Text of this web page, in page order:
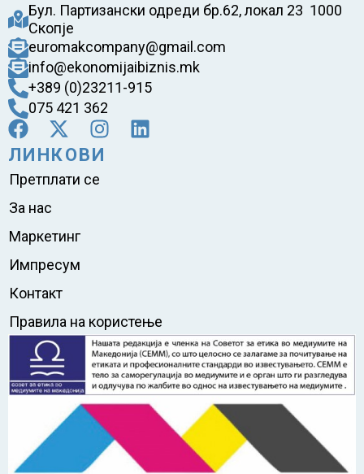
Бул. Партизански одреди бр.62, локал 23 1000
Скопје
euromakcompany@gmail.com
info@ekonomijaibiznis.mk
+389 (0)23211-915
075 421 362
ЛИНКОВИ
Претплати се
За нас
Маркетинг
Импресум
Контакт
Правила на користење